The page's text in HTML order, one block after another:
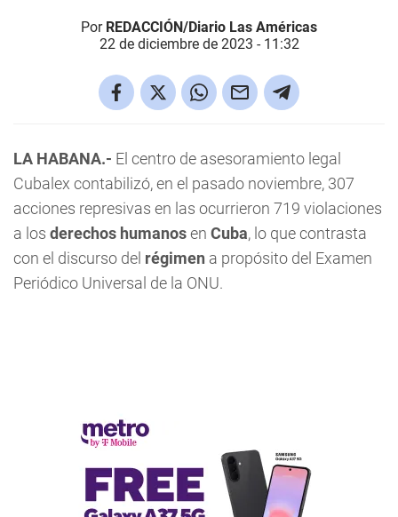
Por REDACCIÓN/Diario Las Américas
22 de diciembre de 2023 - 11:32
LA HABANA.- El centro de asesoramiento legal
Cubalex contabilizó, en el pasado noviembre, 307
acciones represivas en las ocurrieron 719 violaciones
a los derechos humanosen Cuba, lo que contrasta
con el discurso del régimen a propósito del Examen
Periódico Universal de la ONU.